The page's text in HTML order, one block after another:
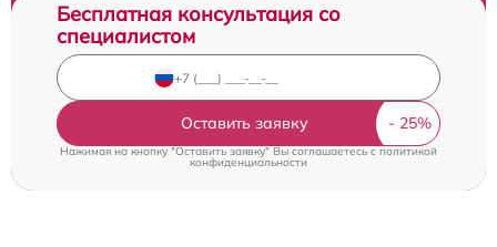
Бесплатная консультация со
специалистом
Оставить заявку
Нажимая на кнопку "Оставить заявку" Вы соглашаетесь cполитикой
конфиденциальности